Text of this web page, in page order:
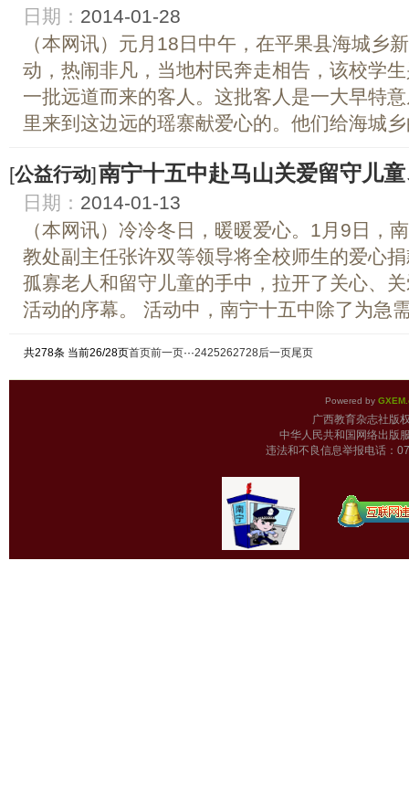
日期： 2014-01-28
（本网讯）元月18日中午，在平果县海城乡
动，热闹非凡，当地村民奔走相告，该校学
一批远道而来的客人。这批客人是一大早特
里来到这边远的瑶寨献爱心的。他们给海城
[公益行动]南宁十五中赴马山关爱留守儿
日期： 2014-01-13
（本网讯）冷冷冬日，暖暖爱心。1月9日，
教处副主任张许双等领导将全校师生的爱心
孤寡老人和留守儿童的手中，拉开了关心、
活动的序幕。 活动中，南宁十五中除了为急
共278条 当前26/28页首页前一页···2425262728后一页尾页
Powered by
广西教育杂志
中华人民共和国网络出版
违法和不良信息举报电话：